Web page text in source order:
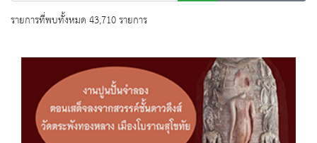
รายการที่พบทั้งหมด 43,710 รายการ